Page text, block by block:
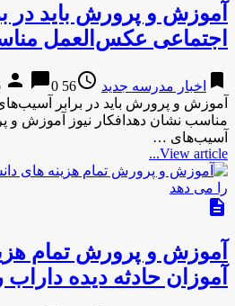
آموزش و پرورش باید در
اجتماعی عکس‌العمل
bookmark اخبار مدرسه جدید access_time
56 years ago
person chat_bubble0
آموزش و پرورش باید در برابر
مناسب نشان دهدافکار نیوز آموزش و
آسیب‌های …
View article...
description
آموزش و پرورش تمام
آموزان حادثه دیده